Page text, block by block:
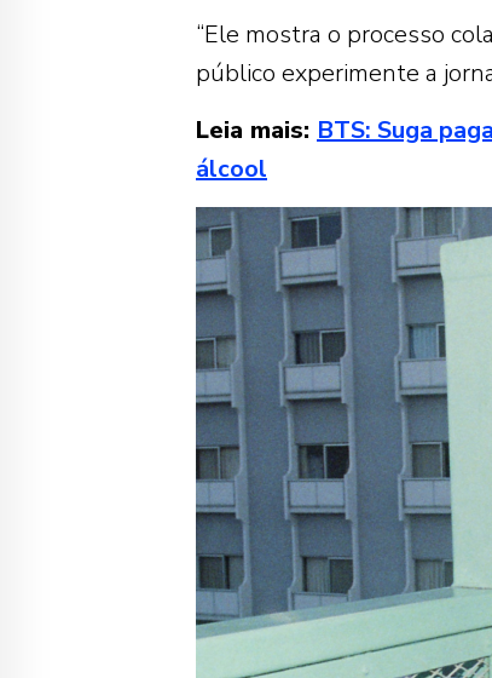
“Ele mostra o processo
público experimente a
Leia mais: BTS: Suga
álcool